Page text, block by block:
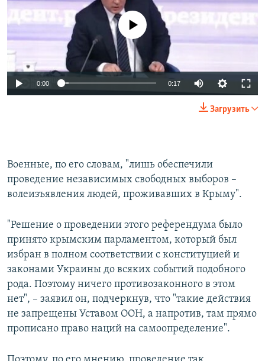
No media source currently available
0:00 0:17
Загрузить
Военные, по его словам, "лишь обеспечили
проведение независимых свободных выборов –
волеизъявления людей, проживавших в Крыму".
"Решение о проведении этого референдума было
принято крымским парламентом, который был
избран в полном соответствии с конституцией и
законами Украины до всяких событий подобного
рода. Поэтому ничего противозаконного в этом
нет", – заявил он, подчеркнув, что "такие действия
не запрещены Уставом ООН, а напротив, там прямо
прописано право наций на самоопределение".